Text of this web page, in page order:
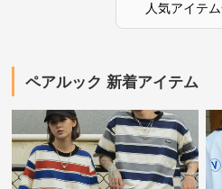
人気アイテ
ペアルック 新着アイテム